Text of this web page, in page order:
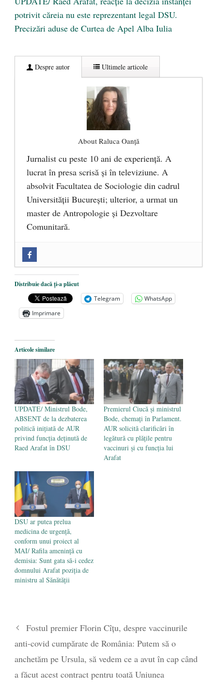
potrivit căreia nu este reprezentant legal DSU.
Precizări aduse de Curtea de Apel Alba Iulia
Despre autor Ultimele articole
About Raluca Oanță
Jurnalist cu peste 10 ani de experiență. A
lucrat în presa scrisă și în televiziune. A
absolvit Facultatea de Sociologie din cadrul
Universității București; ulterior, a urmat un
master de Antropologie și Dezvoltare
Comunitară.
Mănăstirea „Sfânta Ana” Rohia. Părintele
Nicolae Steinhardt, comemorat la 102 ani
de la naștere - 29 iulie 2024
„Carnea cultivată” în laborator, tot mai
comercializare în UE
Părintele mărturisitor Constantin
Voicescu, pomenit, duminică, la
Mănăstirea Cernica - 27 iulie 2024
Distribuie dacă ți-a plăcut
Telegram
WhatsApp
Imprimare
Articole similare
UPDATE/ Ministrul Bode,
ABSENT de la dezbaterea
politică inițiată de AUR
privind funcția deținută de
Raed Arafat în DSU
Premierul Ciucă și ministrul
Bode, chemați în Parlament.
AUR solicită clarificări în
legătură cu plățile pentru
vaccinuri și cu funcția lui
Arafat
DSU ar putea prelua
medicina de urgenţă,
conform unui proiect al
MAI/ Rafila amenință cu
demisia: Sunt gata să-i cedez
domnului Arafat poziţia de
ministru al Sănătăţii
Fostul premier Florin Cîțu, despre vaccinurile
anti-covid cumpărate de România: Putem să o
anchetăm pe Ursula, să vedem ce a avut în cap când
a făcut acest contract pentru toată Uniunea